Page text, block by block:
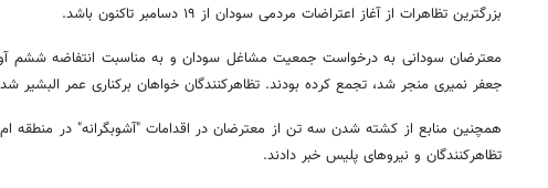
بزرگترین تظاهرات از آغاز اعتراضات مردمی سودان از ۱۹ دسامبر تاکنون باشد.
جعفر نمیری منجر شد، تجمع کرده بودند. تظاهرکنندگان خواهان برکناری عمر البشیر
همچنین منابع از کشته شدن سه تن از معترضان در اقدامات "آشوبگرانه" در منطقه
تظاهرکنندگان و نیروهای پلیس خبر دادند.